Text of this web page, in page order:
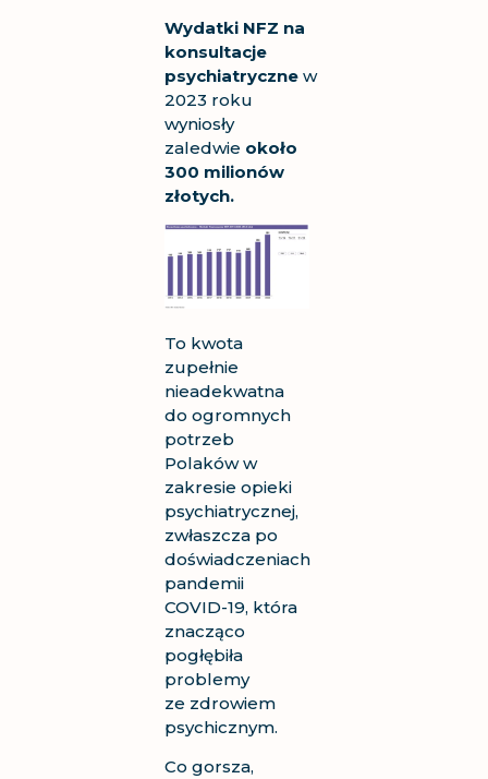
Wydatki NFZ na
konsultacje
psychiatrycznew
2023 roku
wyniosły
zaledwie około
300 milionów
złotych.
To kwota
zupełnie
nieadekwatna
do ogromnych
potrzeb
Polaków w
zakresie opieki
psychiatrycznej,
zwłaszcza po
doświadczeniach
pandemii
COVID-19, która
znacząco
pogłębiła
problemy
ze zdrowiem
psychicznym.
Co gorsza,